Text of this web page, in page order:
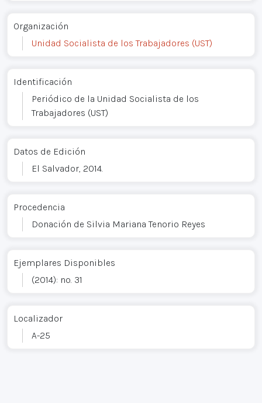
Organización
Unidad Socialista de los Trabajadores (UST)
Identificación
Periódico de la Unidad Socialista de los
Trabajadores (UST)
Datos de Edición
El Salvador, 2014.
Procedencia
Donación de Silvia Mariana Tenorio Reyes
Ejemplares Disponibles
(2014): no. 31
Localizador
A-25